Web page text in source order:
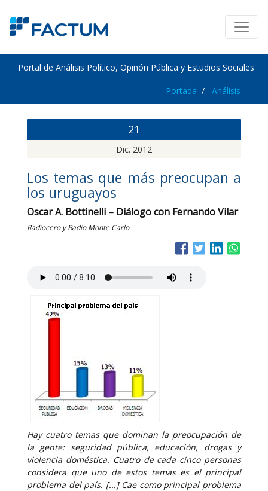
Portal de Análisis Político, Opinón Pública y Estudios Sociales
Portada Análisis
21
Dic. 2012
Los temas que más preocupan a
los uruguayos
Oscar A. Bottinelli – Diálogo con Fernando Vilar
Radiocero y Radio Monte Carlo
Hay cuatro temas que dominan la preocupación de
la gente: seguridad pública, educación, drogas y
violencia doméstica. Cuatro de cada cinco personas
considera que uno de estos temas es el principal
problema del país. [...] Cae como principal problema